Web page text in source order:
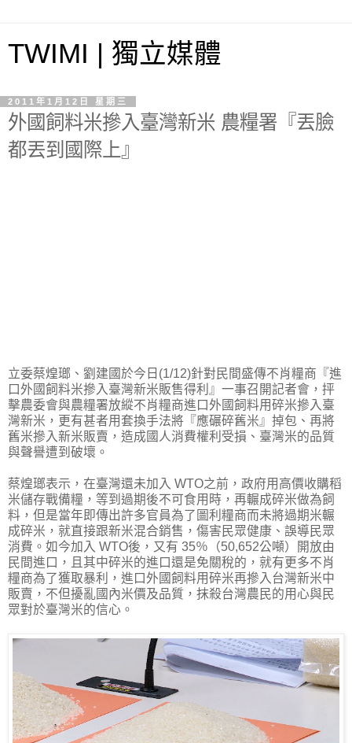
TWIMI | 獨立媒體
2011年1月12日 星期三
外國飼料米摻入臺灣新米 農糧署『丟臉
都丟到國際上』
立委蔡煌瑯、劉建國於今日(1/12)針對民間盛傳不肖糧商『進
口外國飼料米摻入臺灣新米販售得利』一事召開記者會，抨
擊農委會與農糧署放縱不肖糧商進口外國飼料用碎米摻入臺
灣新米，更有甚者用套換手法將『應碾碎舊米』掉包、再將
舊米摻入新米販賣，造成國人消費權利受損、臺灣米的品質
與聲譽遭到破壞。
蔡煌瑯表示，在臺灣還未加入 WTO之前，政府用高價收購稻
米儲存戰備糧，等到過期後不可食用時，再輾成碎米做為飼
料，但是當年即傳出許多官員為了圖利糧商而未將過期米輾
成碎米，就直接跟新米混合銷售，傷害民眾健康、誤導民眾
消費。如今加入 WTO後，又有 35％（50,652公噸）開放由
民間進口，且其中碎米的進口還是免關稅的，就有更多不肖
糧商為了獲取暴利，進口外國飼料用碎米再摻入台灣新米中
販賣，不但擾亂國內米價及品質，抹殺台灣農民的用心與民
眾對於臺灣米的信心。